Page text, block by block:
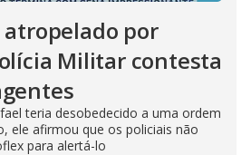
por
Militar contesta
teria desobedecido a uma ordem
ele afirmou que os policiais não
para alertá-lo